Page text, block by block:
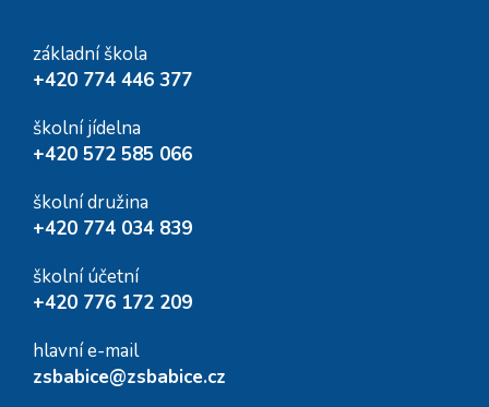
základní škola
+420 774 446 377
školní jídelna
+420 572 585 066
školní družina
+420 774 034 839
školní účetní
+420 776 172 209
hlavní e-mail
zsbabice@zsbabice.cz